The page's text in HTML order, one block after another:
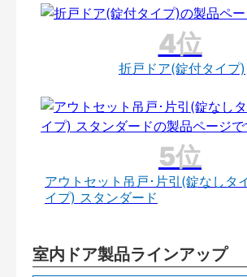
折戸ドア(錠付タイプ)
アウトセット吊戸･片引(錠なしタ
イプ) スタンダード
室内ドア製品ラインアップ